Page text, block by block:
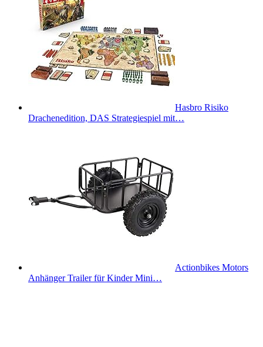
Hasbro Risiko
Drachenedition, DAS Strategiespiel mit…
Actionbikes Motors
Anhänger Trailer für Kinder Mini…